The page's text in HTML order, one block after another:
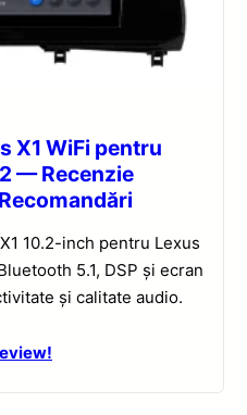
X1 WiFi pentru
— Recenzie
10.2-inch pentru Lexus
5.1, DSP și ecran
și calitate audio.